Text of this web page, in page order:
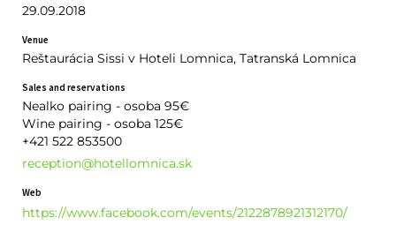
29.09.2018
Venue
Reštaurácia Sissi v Hoteli Lomnica, Tatranská Lomnica
Sales and reservations
Nealko pairing - osoba 95€
Wine pairing - osoba 125€
+421 522 853­500
reception@hotellomnica.sk
Web
https://www.facebook.com/events/2122878921312170/